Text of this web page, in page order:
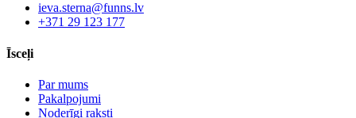
ieva.sterna@funns.lv
+371 29 123 177
Īsceļi
Par mums
Pakalpojumi
Noderīgi raksti